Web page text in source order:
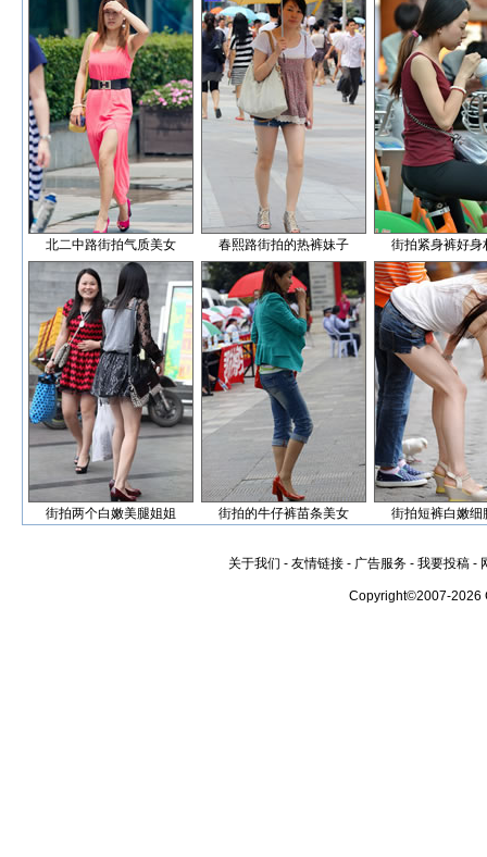
北二中路街拍气质美女 春熙路街拍的热裤妹子 街拍紧身裤好身
街拍两个白嫩美腿姐姐 街拍的牛仔裤苗条美女 街拍短裤白嫩细
关于我们 - 友情链接 - 广告服务 - 我要投稿 -
Copyright©2007-2026